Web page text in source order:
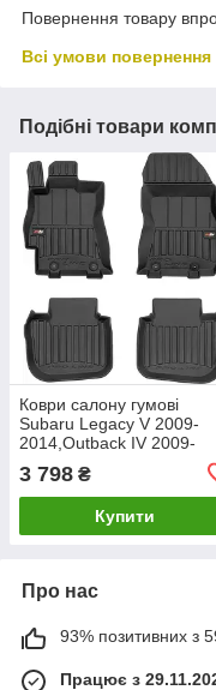
Повернення товару
Всі умови повернення
Подібні товари
Коври салону гумові
Subaru Legacy V 2009-
2014,Outback IV 2009-
3 798 ₴
Купити
Про нас
93% позитивних з
Працює з